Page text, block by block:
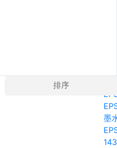
排序
墨